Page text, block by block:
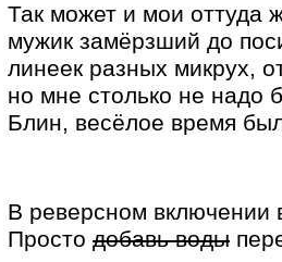
Так может и мои оттуда
мужик замёрзший до
линеек разных микрух,
но мне столько не надо
Блин, весёлое время
В реверсном включении
Просто добавь воды